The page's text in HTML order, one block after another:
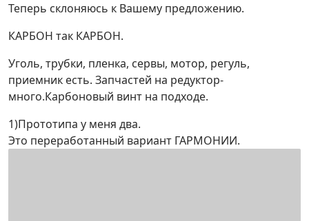
Теперь склоняюсь к Вашему предложению.
КАРБОН так КАРБОН.
Уголь, трубки, пленка, сервы, мотор, регуль,
приемник есть. Запчастей на редуктор-
много.Карбоновый винт на подходе.
1)Прототипа у меня два.
Это переработанный вариант ГАРМОНИИ.